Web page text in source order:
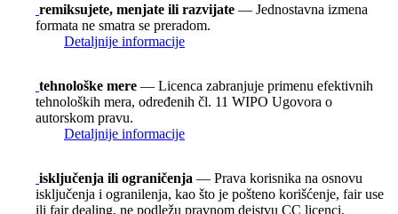
remiksujete, menjate ili razvijate — Jednostavna izmena
formata ne smatra se preradom.
Detaljnije informacije
tehnološke mere — Licenca zabranjuje primenu efektivnih
tehnoloških mera, određenih čl. 11 WIPO Ugovora o
autorskom pravu.
Detaljnije informacije
isključenja ili ograničenja — Prava korisnika na osnovu
isključenja i ogranilenja, kao što je pošteno korišćenje, fair use
ili fair dealing, ne podležu pravnom dejstvu CC licenci.